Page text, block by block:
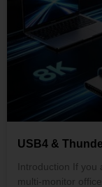
USB4 &
Introduction If you
multi-monitor